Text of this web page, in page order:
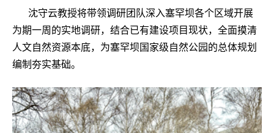
沈守云教授将带领调研团队深入塞罕坝各个区域开展
为期一周的实地调研，结合已有建设项目现状，全面摸清
人文自然资源本底，为塞罕坝国家级自然公园的总体规划
编制夯实基础。